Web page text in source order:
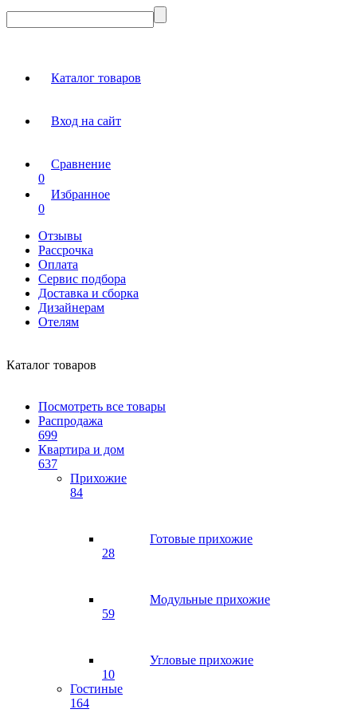
Каталог товаров
Вход на сайт
Сравнение
0
Избранное
0
Отзывы
Рассрочка
Оплата
Сервис подбора
Доставка и сборка
Дизайнерам
Отелям
Каталог товаров
Посмотреть все товары
Распродажа
699
Квартира и дом
637
Прихожие
84
Готовые прихожие
28
Модульные прихожие
59
Угловые прихожие
10
Гостиные
164